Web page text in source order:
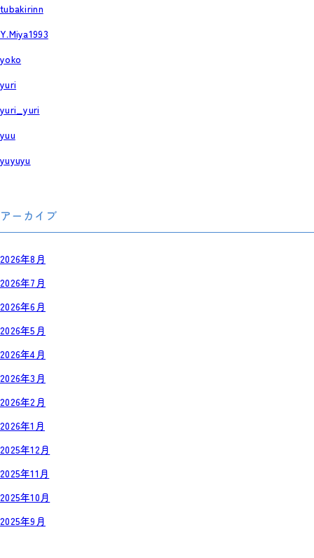
tubakirinn
Y.Miya1993
yoko
yuri
yuri_yuri
yuu
yuyuyu
アーカイブ
2026年8月
2026年7月
2026年6月
2026年5月
2026年4月
2026年3月
2026年2月
2026年1月
2025年12月
2025年11月
2025年10月
2025年9月